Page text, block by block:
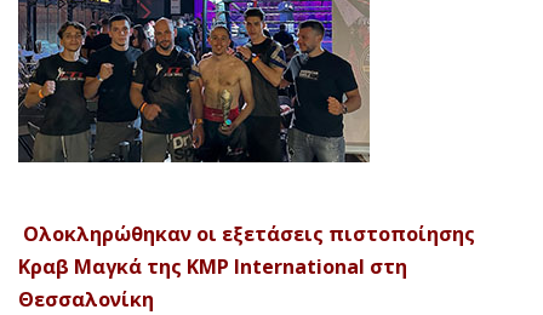
Ολοκληρώθηκαν οι εξετάσεις πιστοποίησης
Κραβ Μαγκά της KMP International στη
Θεσσαλονίκη